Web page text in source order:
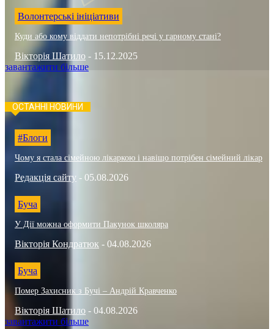
Волонтерські ініціативи
Куди або кому віддати непотрібні речі у гарному стані?
Вікторія Шатило - 15.12.2025
завантажити більше
ОСТАННІ НОВИНИ
#Блоги
Чому я стала сімейною лікаркою і навіщо потрібен сімейний лікар
Редакція сайту - 05.08.2026
Буча
У Дії можна оформити Пакунок школяра
Вікторія Кондратюк - 04.08.2026
Буча
Помер Захисник з Бучі – Андрій Кравченко
Вікторія Шатило - 04.08.2026
завантажити більше